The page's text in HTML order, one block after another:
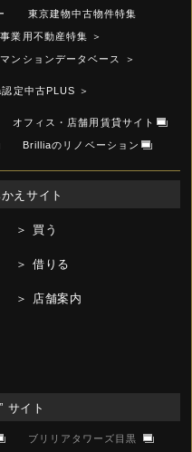
東京建物中古物件特集
事業用不動産特集 ＞
マンションデータベース ＞
定中古PLUS ＞
オフィス・店舗用賃貸サイト
Brilliaのリノベーション
えサイト
＞ 買う
＞ 借りる
＞ 店舗案内
サイト
ブリリアタワーズ目黒